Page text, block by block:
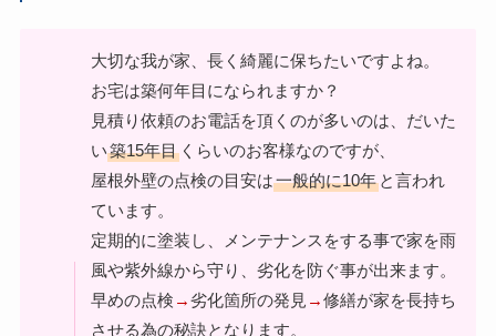
大切な我が家、長く綺麗に保ちたいですよね。
お宅は築何年目になられますか？
見積り依頼のお電話を頂くのが多いのは、だいた
い築15年目くらいのお客様なのですが、
屋根外壁の点検の目安は一般的に10年と言われ
ています。
定期的に塗装し、メンテナンスをする事で家を雨
風や紫外線から守り、劣化を防ぐ事が出来ます。
早めの点検 →劣化箇所の発見 →修繕が家を長持ち
させる為の秘訣となります。